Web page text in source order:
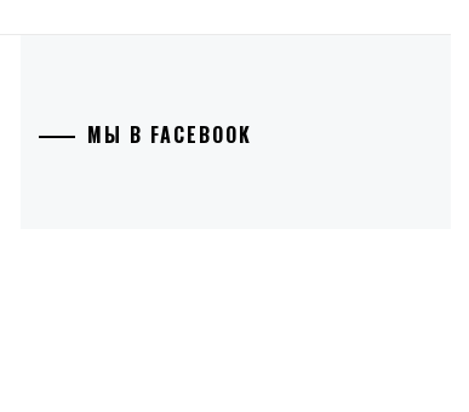
МЫ В FACEBOOK